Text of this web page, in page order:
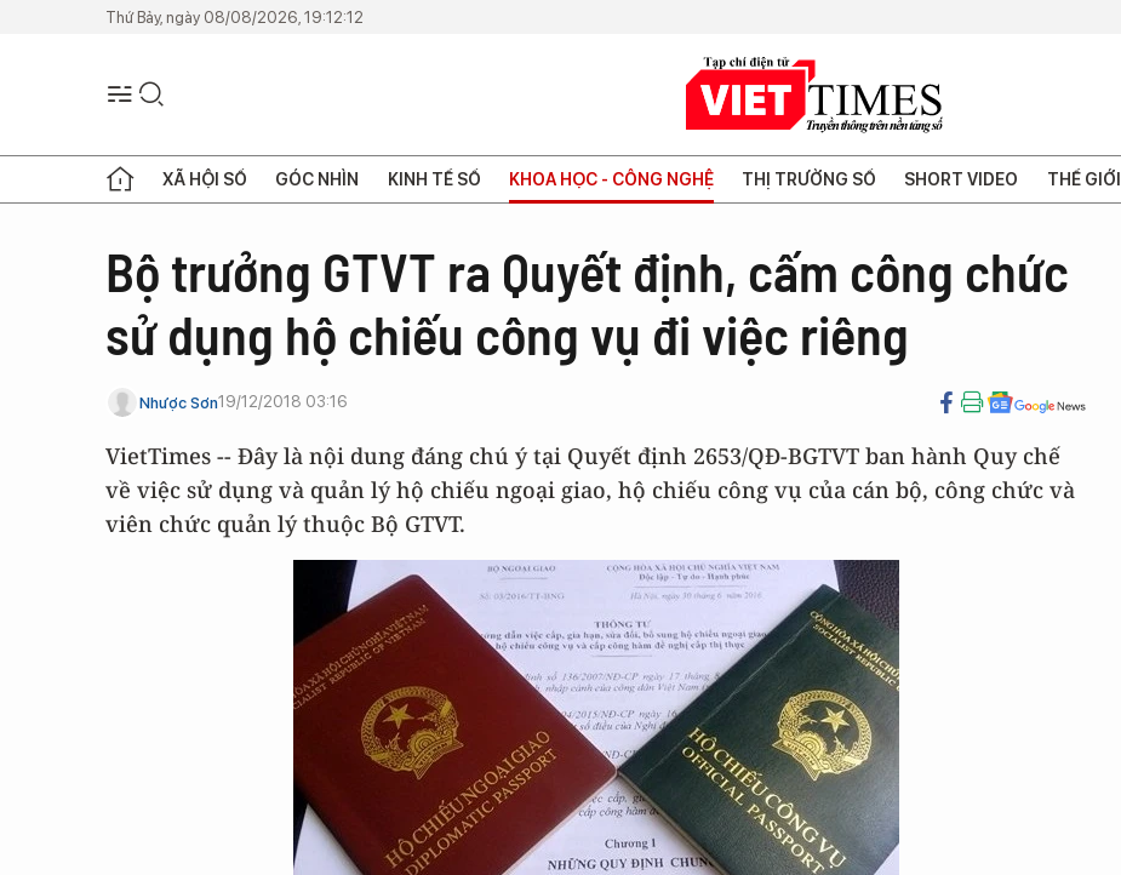
Thứ Bảy, ngày 08/08/2026, 19:12:12
XÃ HỘI SỐ GÓC NHÌN KINH TẾ SỐ KHOA HỌC - CÔNG NGHỆ THỊ TRƯỜNG SỐ SHORT VIDEO THẾ GIỚI
Bộ trưởng GTVT ra Quyết định, cấm công chức
sử dụng hộ chiếu công vụ đi việc riêng
Nhược Sơn19/12/2018 03:16
VietTimes -- Đây là nội dung đáng chú ý tại Quyết định 2653/QĐ-BGTVT ban hành Quy chế
về việc sử dụng và quản lý hộ chiếu ngoại giao, hộ chiếu công vụ của cán bộ, công chức và
viên chức quản lý thuộc Bộ GTVT.